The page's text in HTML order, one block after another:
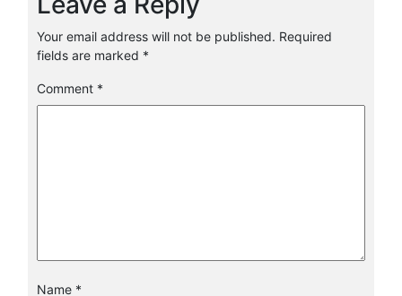
Your email address will not be published. Required
fields are marked *
Comment *
Name *